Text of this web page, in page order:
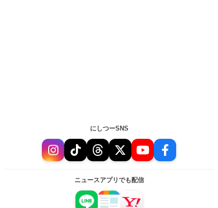
にしつーSNS
ニュースアプリでも配信